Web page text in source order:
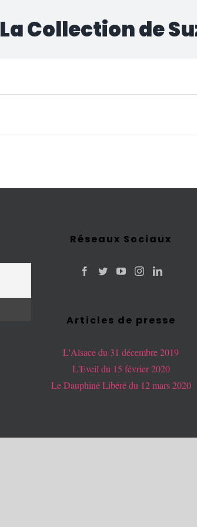
La Collection de
Réseaux Sociaux
Articles de presse
L'Alsace du 31 décembre 2019
L'Eveil du 15 février 2020
Le Dauphiné Libéré du 12 mars 2020